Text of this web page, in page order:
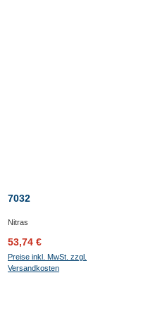
7032
Nitras
Verkaufspreis:
53,74 €
Preise inkl. MwSt. zzgl.
Versandkosten